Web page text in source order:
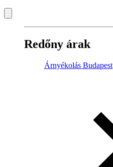
Redőny árak
Árnyékolás Budapest